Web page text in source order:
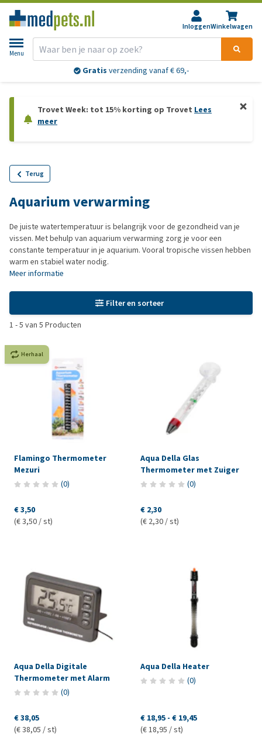
InloggenWinkelwagen
Menu
Gratis verzending vanaf € 69,-
Trovet Week: tot 15% korting op Trovet Lees
meer
Terug
Aquarium verwarming
De juiste watertemperatuur is belangrijk voor de gezondheid van je
vissen. Met behulp van aquarium verwarming zorg je voor een
constante temperatuur in je aquarium. Vooral tropische vissen hebben
warm en stabiel water nodig.
Meer informatie
Filter en sorteer
1 -5 van 5 Producten
Herhaal
Flamingo Thermometer
Mezuri
(0)
€ 3,50
(€ 3,50 / st)
Aqua Della Glas
Thermometer met Zuiger
(0)
€ 2,30
(€ 2,30 / st)
Aqua Della Digitale
Thermometer met Alarm
(0)
€ 38,05
(€ 38,05 / st)
Aqua Della Heater
(0)
€ 18,95 - € 19,45
(€ 18,95 / st)